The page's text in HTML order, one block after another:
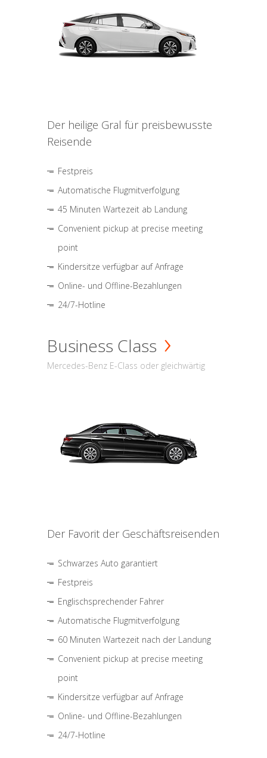
Der heilige Gral für preisbewusste
Reisende
Festpreis
Automatische Flugmitverfolgung
45 Minuten Wartezeit ab Landung
Convenient pickup at precise meeting
point
Kindersitze verfügbar auf Anfrage
Online- und Offline-Bezahlungen
24/7-Hotline
Business Class
Mercedes-Benz E-Class oder gleichwärtig
Der Favorit der Geschäftsreisenden
Schwarzes Auto garantiert
Festpreis
Englischsprechender Fahrer
Automatische Flugmitverfolgung
60 Minuten Wartezeit nach der Landung
Convenient pickup at precise meeting
point
Kindersitze verfügbar auf Anfrage
Online- und Offline-Bezahlungen
24/7-Hotline